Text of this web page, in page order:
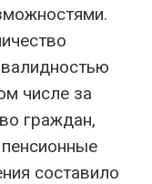
числе за
граждан,
составило